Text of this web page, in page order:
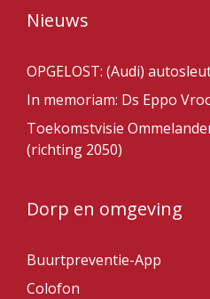
Nieuws
OPGELOST: (Audi)
In memoriam: Ds Eppo
Toekomstvisie
(richting 2050)
Dorp en omgeving
Buurtpreventie-App
Colofon